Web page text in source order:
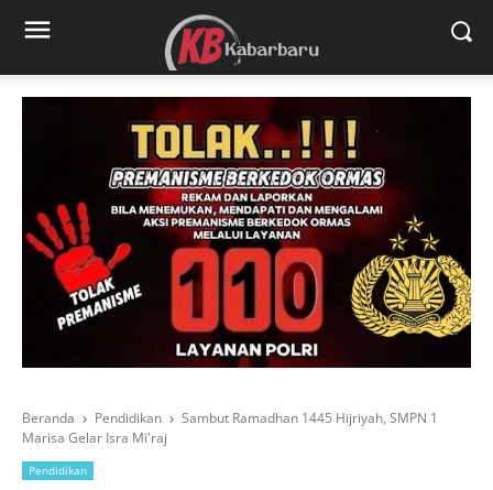
Beranda Pendidikan
Sambut Ramadhan 1445 Hijriyah, SMPN 1
Marisa Gelar Isra Mi'raj
Pendidikan